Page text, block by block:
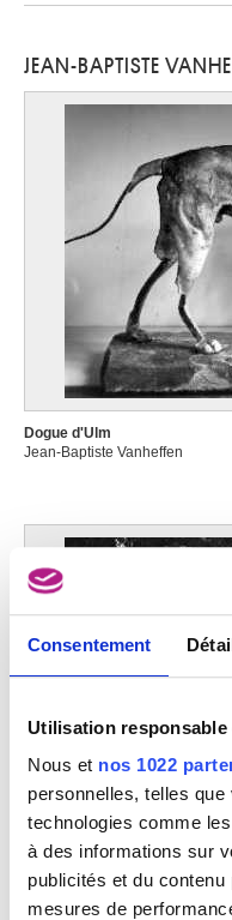
Consentement
Utilisation responsable
Nous et nos 1022
personnelles, telles
technologies comme
à des informations sur
publicités et du
mesures de
JEAN-BAPTISTE
Dogue d'Ulm
Jean-Baptiste Vanheffen